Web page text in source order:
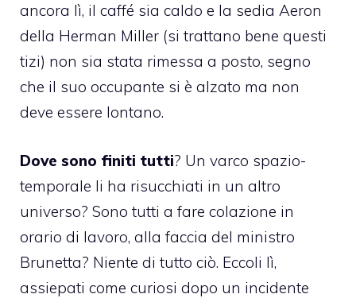
ancora lì, il caffé sia caldo e la sedia Aeron
della Herman Miller (si trattano bene questi
tizi) non sia stata rimessa a posto, segno
che il suo occupante si è alzato ma non
deve essere lontano.
Dove sono finiti tutti? Un varco spazio-
temporale li ha risucchiati in un altro
universo? Sono tutti a fare colazione in
orario di lavoro, alla faccia del ministro
Brunetta? Niente di tutto ciò. Eccoli lì,
assiepati come curiosi dopo un incidente